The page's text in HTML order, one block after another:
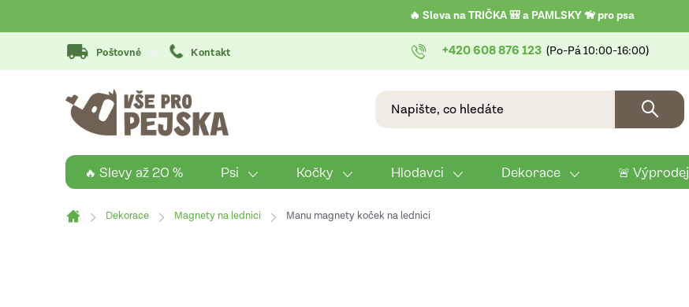
na
🔥 Sleva na TRIČKA 🎒 a PAMLSKY 🦮 pro psa
+420 608 876 123
Poštovné Kontakt
🔥 Slevy až 20 % Psi Kočky Hlodavci Dekorace 🚨 Výprodej
Domů
Dekorace Magnety na lednici Manu magnety koček na lednici